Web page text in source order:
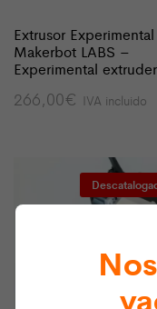
Extrusor Experimental
Makerbot LABS –
Experimental extruder
266,00€ IVA incluido